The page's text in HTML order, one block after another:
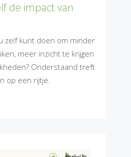
de impact van
zelf kunt doen om minder
meer inzicht te krijgen
Onderstaand treft
op een rijtje.